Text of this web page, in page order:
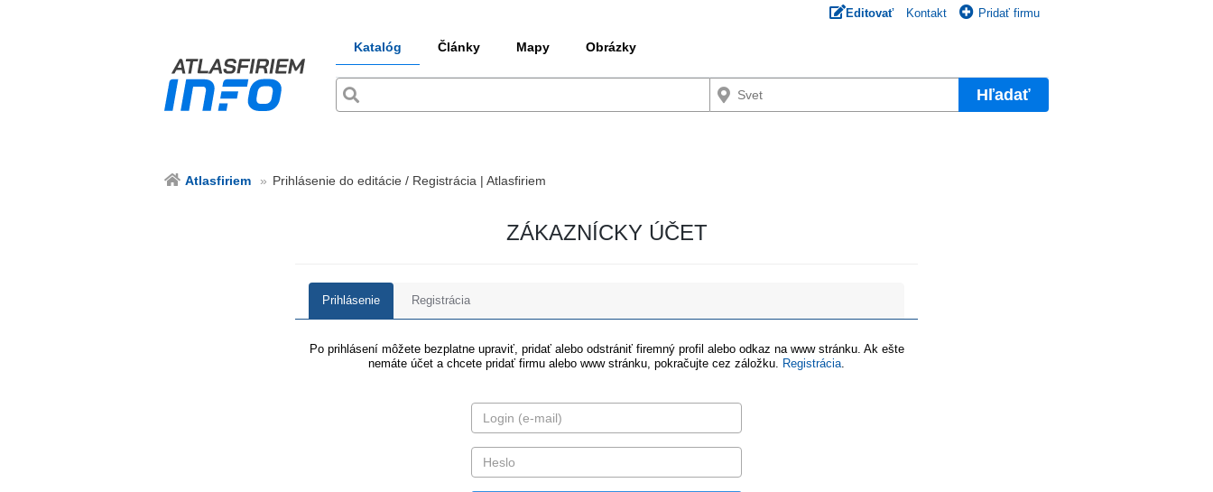
Editovať Kontakt Pridať firmu
Katalóg Články Mapy Obrázky
Hľadať
Atlasfiriem Prihlásenie do editácie / Registrácia | Atlasfiriem
ZÁKAZNÍCKY ÚČET
Prihlásenie Registrácia
Po prihlásení môžete bezplatne upraviť, pridať alebo odstrániť firemný profil alebo odkaz na www stránku. Ak ešte
nemáte účet a chcete pridať firmu alebo www stránku, pokračujte cez záložku.
Registrácia